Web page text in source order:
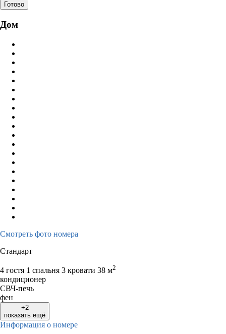
Готово
Дом
Смотреть фото номера
Стандарт
4 гостя 1 спальня 3 кровати 38 м2
кондиционер
СВЧ-печь
фен
+2
показать ещё
Информация о номере